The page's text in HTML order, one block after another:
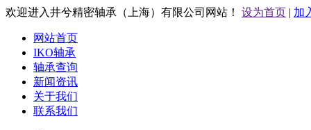
欢迎进入井兮精密轴承（上海）有限公司网站！ 设为首页 | 加
网站首页
IKO轴承
轴承查询
新闻资讯
关于我们
联系我们